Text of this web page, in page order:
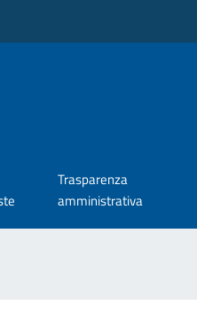
Trasparenza
amministrativa